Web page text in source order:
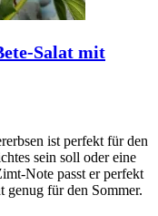
Salat mit
ist perfekt für den
sein soll oder eine
Note passt er perfekt
genug für den Sommer.